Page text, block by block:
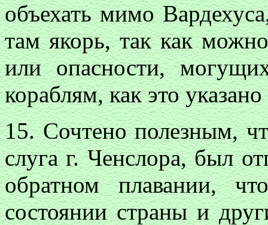
объехать мимо
там якорь, так как
или опасности,
кораблям, как это
15. Сочтено полезным,
слуга г. Ченслора, был
обратном плавании,
состоянии страны и